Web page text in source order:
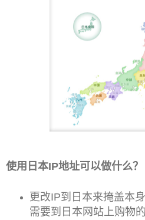
使用日本IP地址可以做什么？
更改IP到日本来掩盖本
需要到日本网站上购物